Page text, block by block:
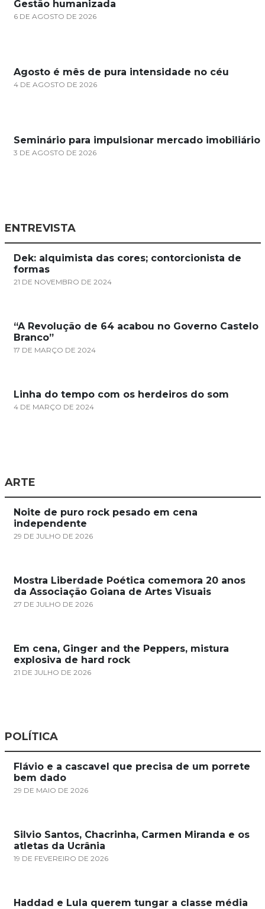
Gestão humanizada
6 DE AGOSTO DE 2026
Agosto é mês de pura intensidade no céu
4 DE AGOSTO DE 2026
Seminário para impulsionar mercado imobiliário
3 DE AGOSTO DE 2026
ENTREVISTA
Dek: alquimista das cores; contorcionista de
formas
21 DE NOVEMBRO DE 2024
“A Revolução de 64 acabou no Governo Castelo
Branco”
17 DE MARÇO DE 2024
Linha do tempo com os herdeiros do som
4 DE MARÇO DE 2024
ARTE
Noite de puro rock pesado em cena
independente
29 DE JULHO DE 2026
Mostra Liberdade Poética comemora 20 anos
da Associação Goiana de Artes Visuais
27 DE JULHO DE 2026
Em cena, Ginger and the Peppers, mistura
explosiva de hard rock
21 DE JULHO DE 2026
POLÍTICA
Flávio e a cascavel que precisa de um porrete
bem dado
29 DE MAIO DE 2026
Silvio Santos, Chacrinha, Carmen Miranda e os
atletas da Ucrânia
19 DE FEVEREIRO DE 2026
Haddad e Lula querem tungar a classe média